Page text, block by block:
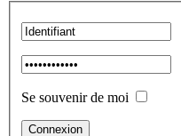
Se souvenir de moi